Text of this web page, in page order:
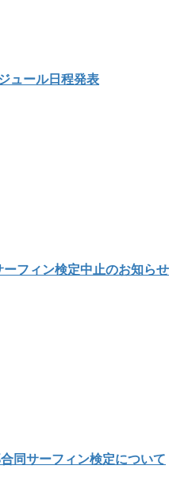
ュール日程発表
ーフィン検定中止のお知らせ
同サーフィン検定について